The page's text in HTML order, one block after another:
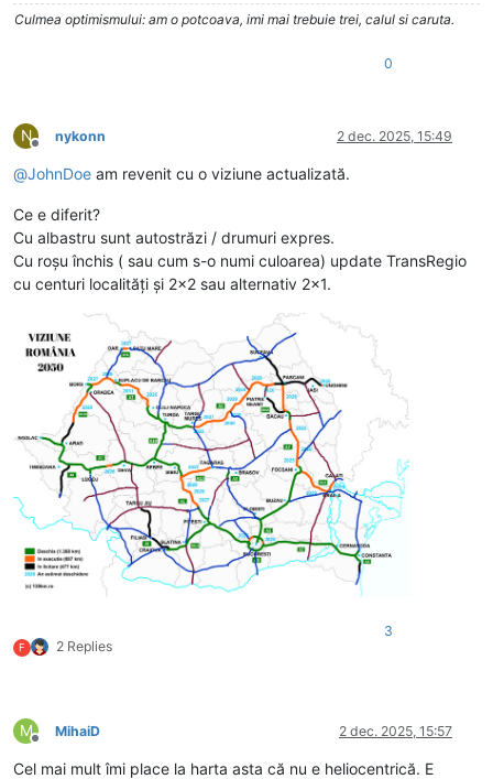
Culmea optimismului: am o potcoava, imi mai trebuie trei, calul si caruta.
0
N
Deconectat
nykonn 2 dec. 2025, 15:49
@JohnDoe am revenit cu o viziune actualizată.
Ce e diferit?
Cu albastru sunt autostrăzi / drumuri expres.
Cu roșu închis ( sau cum s-o numi culoarea) update TransRegio
cu centuri localități și 2x2 sau alternativ 2×1.
F 2 Replies
3
M
Deconectat
MihaiD 2 dec. 2025, 15:57
Cel mai mult îmi place la harta asta că nu e heliocentrică. E